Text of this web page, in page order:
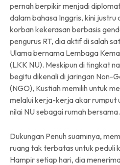
pernah berpikir menjadi
dalam bahasa Inggris, kini
korban kekerasan berbasis
pengurus RT, dia aktifdi salah
Ulama bernama Lembaga
(LKK NU). Meskipun di tingkat
begitu dikenali di jaringan Non-
(NGO), Kustiah memilih untuk
melalui kerja-kerja akar rumput
nilai NU sebagai rumah bersama.
Dukungan Penuh suaminya,
ruang tak terbatas untuk peduli
Hampir setiap hari, dia